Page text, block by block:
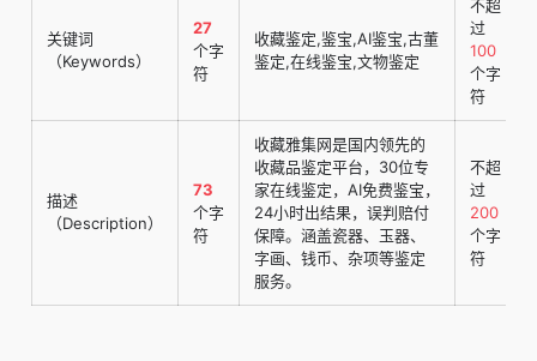
关键词
（Keywords）
27
个字
符
收藏鉴定,鉴宝,AI鉴宝,古董
鉴定,在线鉴宝,文物鉴定
不超
过
100
个字
符
描述
（Description）
73
个字
符
收藏雅集网是国内领先的
收藏品鉴定平台，30位专
家在线鉴定，AI免费鉴宝，
24小时出结果，误判赔付
保障。涵盖瓷器、玉器、
字画、钱币、杂项等鉴定
服务。
不超
过
200
个字
符